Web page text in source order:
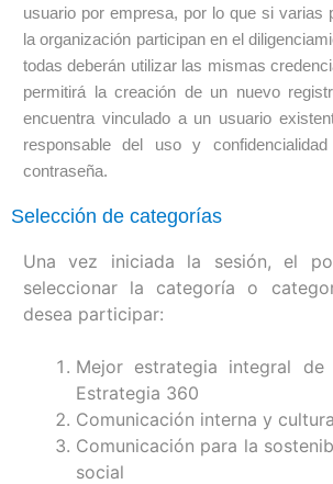
usuario por empresa, por lo que si varias
la organización participan en el
todas deberán utilizar las mismas
permitirá la creación de un nuevo
encuentra vinculado a un usuario
responsable del uso y
contraseña.
Selección de categorías
Una vez iniciada la sesión, el
seleccionar la categoría o
desea participar:
Mejor estrategia integral de
Estrategia 360
Comunicación interna y
Comunicación para la
social